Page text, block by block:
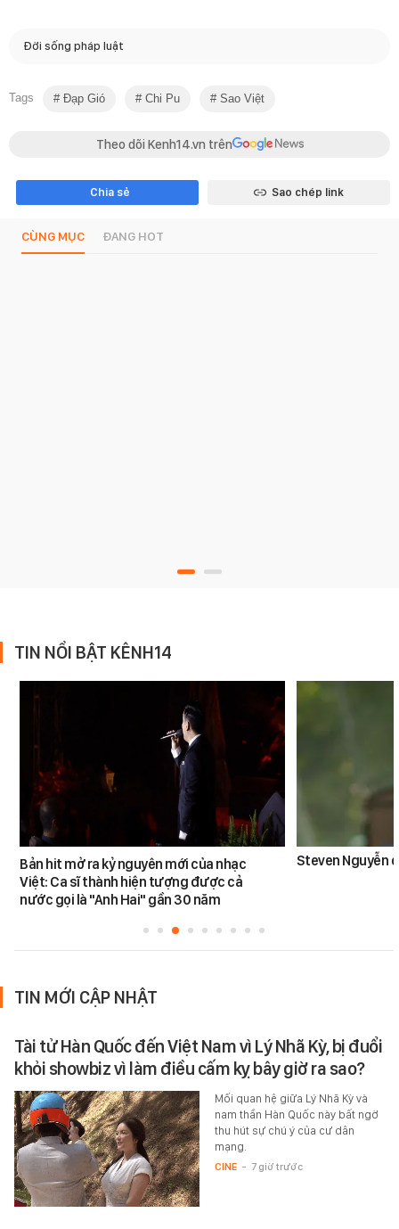
Đời sống pháp luật
Tags Đạp Gió Chi Pu Sao Việt
Theo dõi Kenh14.vn trên
Chia sẻ Sao chép link
CÙNG MỤC ĐANG HOT
TIN NỔI BẬT KÊNH14
Bản hit mở ra kỷ nguyên mới của nhạc
Việt: Ca sĩ thành hiện tượng được cả
nước gọi là "Anh Hai" gần 30 năm
Steven Nguyễn
TIN MỚI CẬP NHẬT
Tài tử Hàn Quốc đến Việt Nam vì Lý Nhã Kỳ, bị đuổi
khỏi showbiz vì làm điều cấm kỵ bây giờ ra sao?
Mối quan hệ giữa Lý Nhã Kỳ và
nam thần Hàn Quốc này bất ngờ
thu hút sự chú ý của cư dân
mạng.
CINE - 7 giờ trước